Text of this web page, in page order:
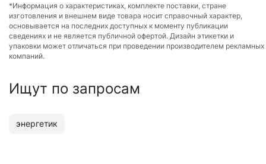
*Информация о характеристиках, комплекте поставки, стране
изготовления и внешнем виде товара носит справочный характер,
основывается на последних доступных к моменту публикации
сведениях и не является публичной офертой. Дизайн этикетки и
упаковки может отличаться при проведении производителем рекламных
компаний.
Ищут по запросам
энергетик